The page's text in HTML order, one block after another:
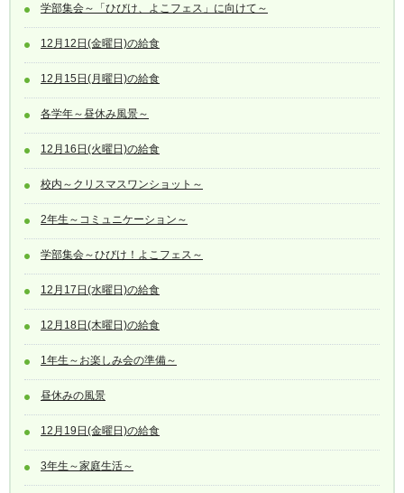
学部集会～「ひびけ、よこフェス」に向けて～
12月12日(金曜日)の給食
12月15日(月曜日)の給食
各学年～昼休み風景～
12月16日(火曜日)の給食
校内～クリスマスワンショット～
2年生～コミュニケーション～
学部集会～ひびけ！よこフェス～
12月17日(水曜日)の給食
12月18日(木曜日)の給食
1年生～お楽しみ会の準備～
昼休みの風景
12月19日(金曜日)の給食
3年生～家庭生活～